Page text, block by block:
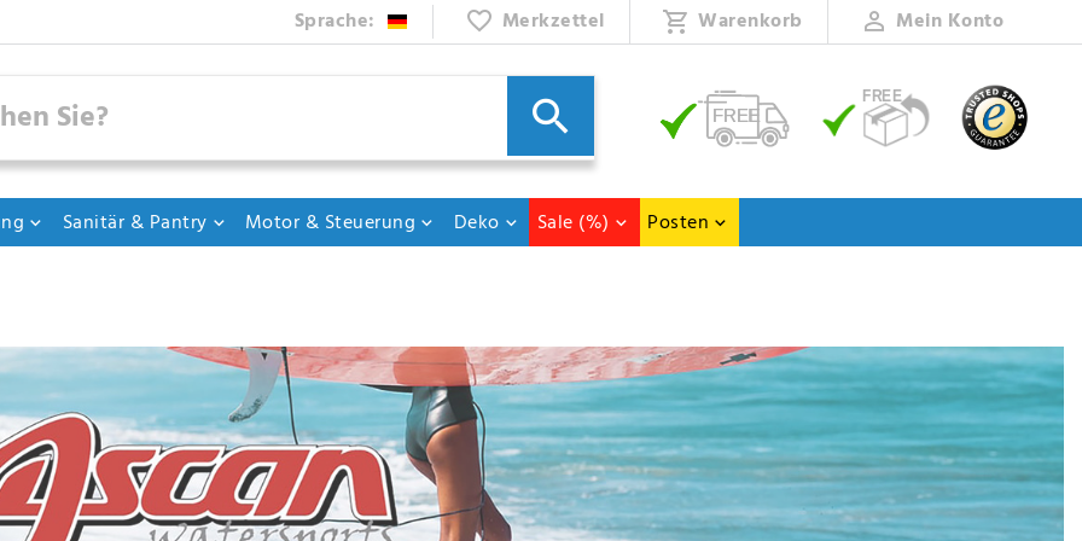
Sprache: Merkzettel Warenkorb Mein Konto
Sanitär & Pantry Motor & Steuerung Deko Sale (%) Posten